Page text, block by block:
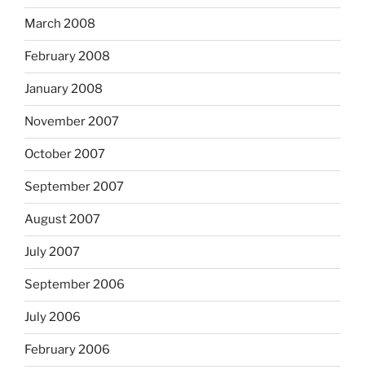
March 2008
February 2008
January 2008
November 2007
October 2007
September 2007
August 2007
July 2007
September 2006
July 2006
February 2006